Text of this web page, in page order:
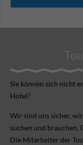
Sie können sich nicht
Hotel?
Wir sind uns sicher,
suchen und brauchen.
Die Mitarbeiter der